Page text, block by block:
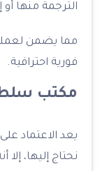
الترجمة منها أو
مما يضمن
فورية احترافية.
مكتب
يعد الاعتماد
نحتاج إليها،